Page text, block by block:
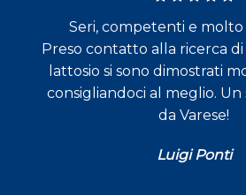
Seri, competenti e molto
Preso contatto alla ricerca
lattosio si sono dimostrati
consigliandoci al meglio. Un
da Varese!
Luigi Ponti